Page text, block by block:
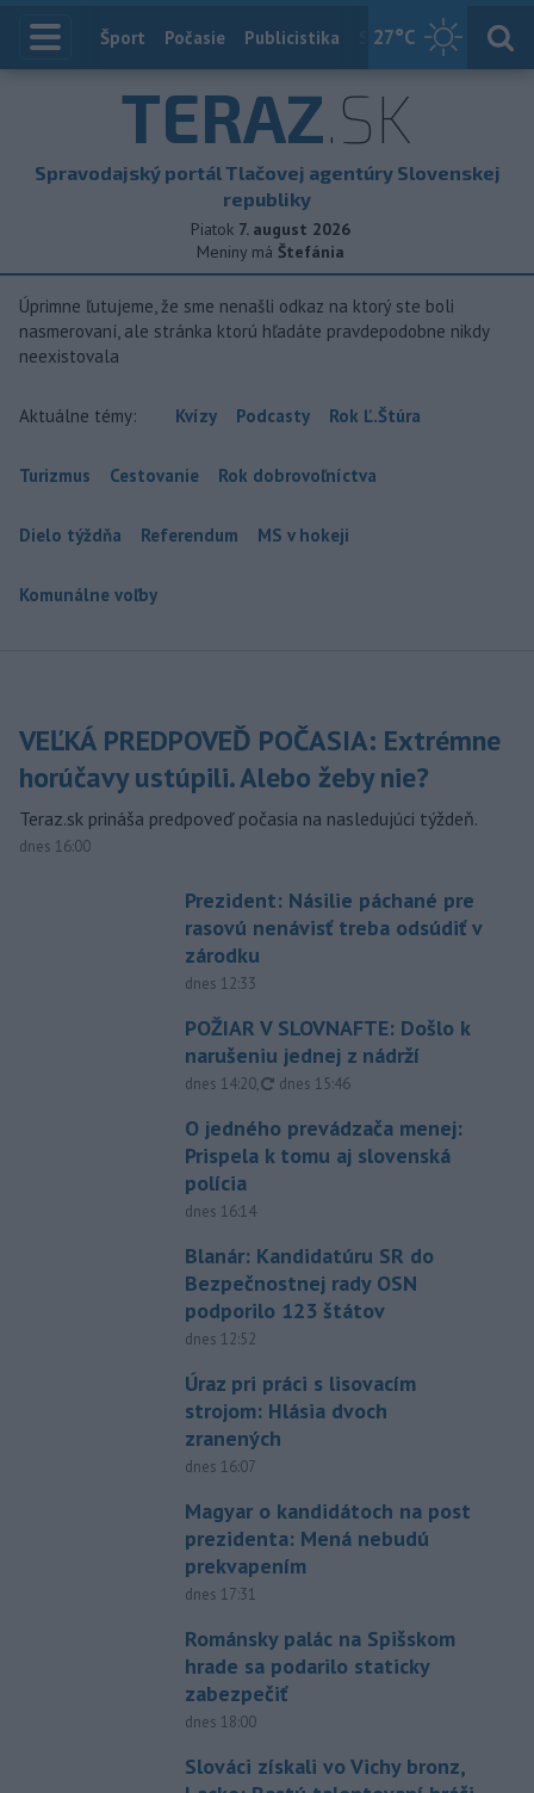
27°C
Index
Šport Počasie Publicistika Slovensko
TERAZ.SK
Spravodajský portál Tlačovej agentúry Slovenskej
republiky
Piatok 7. august 2026
Meniny má Štefánia
Úprimne ľutujeme, že sme nenašli odkaz na ktorý ste boli
nasmerovaní, ale stránka ktorú hľadáte pravdepodobne nikdy
neexistovala
Aktuálne témy: Kvízy Podcasty Rok Ľ.Štúra
Turizmus Cestovanie Rok dobrovoľníctva
Dielo týždňa Referendum MS v hokeji
Komunálne voľby
VEĽKÁ PREDPOVEĎ POČASIA: Extrémne
horúčavy ustúpili. Alebo žeby nie?
Teraz.sk prináša predpoveď počasia na nasledujúci týždeň.
dnes 16:00
Prezident: Násilie páchané pre
rasovú nenávisť treba odsúdiť v
zárodku
dnes 12:33
POŽIAR V SLOVNAFTE: Došlo k
narušeniu jednej z nádrží
dnes 14:20, aktualizované
dnes 15:46
O jedného prevádzača menej:
Prispela k tomu aj slovenská
polícia
dnes 16:14
Blanár: Kandidatúru SR do
Bezpečnostnej rady OSN
podporilo 123 štátov
dnes 12:52
Úraz pri práci s lisovacím
strojom: Hlásia dvoch
zranených
dnes 16:07
Magyar o kandidátoch na post
prezidenta: Mená nebudú
prekvapením
dnes 17:31
Románsky palác na Spišskom
hrade sa podarilo staticky
zabezpečiť
dnes 18:00
Slováci získali vo Vichy bronz,